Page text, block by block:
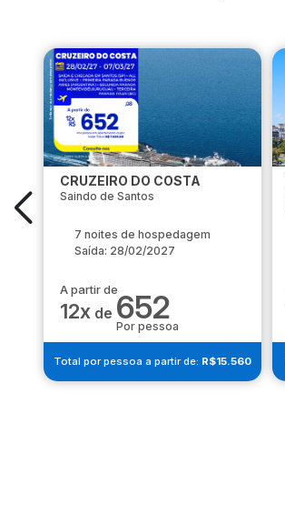
CRUZEIRO DO COSTA
Saindo de Santos
7 noites de hospedagem
Saída: 28/02/2027
A partir de
12x de 652
Por pessoa
Total por pessoa a partir de: R$15.560